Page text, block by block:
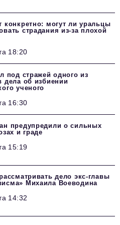
конкретно: могут ли уральцы
страдания из-за плохой
18:20
под стражей одного из
дела об избиении
ученого
16:30
предупредили о сильных
и граде
15:19
дело экс-главы
Михаила Воеводина
14:32